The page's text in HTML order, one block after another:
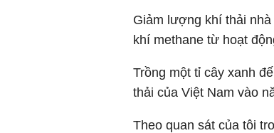
Giảm lượng khí thải
khí methane từ hoạt
Trồng một tỉ cây xanh
thải của Việt Nam vào
Theo quan sát của tôi